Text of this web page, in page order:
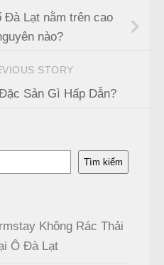
Đà Lạt nằm trên cao
nào?
STORY
Sản Gì Hấp Dẫn?
Tìm kiếm
Không Rác Thải
Ô Đà Lạt